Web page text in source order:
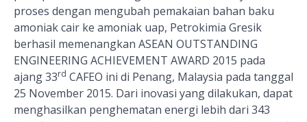
proses dengan mengubah pemakaian bahan baku
amoniak cair ke amoniak uap, Petrokimia Gresik
berhasil memenangkan ASEAN OUTSTANDING
ENGINEERING ACHIEVEMENT AWARD 2015 pada
ajang 33rd CAFEO ini di Penang, Malaysia pada tanggal
25 November 2015. Dari inovasi yang dilakukan, dapat
menghasilkan penghematan energi lebih dari 343